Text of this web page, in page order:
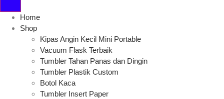
Home
Shop
Kipas Angin Kecil Mini Portable
Vacuum Flask Terbaik
Tumbler Tahan Panas dan Dingin
Tumbler Plastik Custom
Botol Kaca
Tumbler Insert Paper